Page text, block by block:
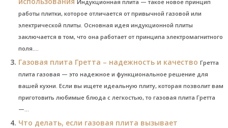
Индукционная плита — такое новое принцип
работы плитки, которое отличается от привычной газовой или
электрической плиты. Основная идея индукционной плиты
заключается в том, что она работает от принципа электромагнитного
поля....
Газовая плита Гретта – надежность и качество Гретта
плита газовая — это надежное и функциональное решение для
вашей кухни. Если вы ищете идеальную плиту, которая позволит вам
приготовить любимые блюда с легкостью, то газовая плита Гретта
—...
Что делать, если газовая плита вызывает